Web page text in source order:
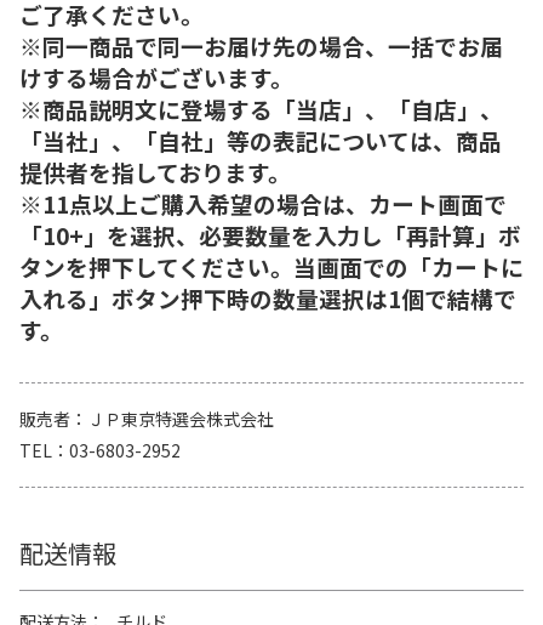
ご了承ください。
※同一商品で同一お届け先の場合、一括でお届
けする場合がございます。
※商品説明文に登場する「当店」、「自店」、
「当社」、「自社」等の表記については、商品
提供者を指しております。
※11点以上ご購入希望の場合は、カート画面で
「10+」を選択、必要数量を入力し「再計算」ボ
タンを押下してください。当画面での「カートに
入れる」ボタン押下時の数量選択は1個で結構で
す。
販売者
ＪＰ東京特選会株式会社
TEL
03-6803-2952
配送情報